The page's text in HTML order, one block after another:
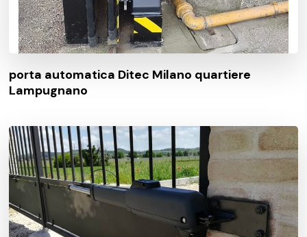
porta automatica Ditec Milano quartiere
Lampugnano